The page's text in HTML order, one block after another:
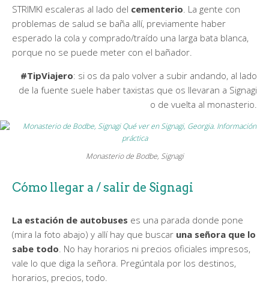
STRIMKI escaleras al lado del cementerio . La gente con
problemas de salud se baña allí, previamente haber
esperado la cola y comprado/traído una larga bata blanca,
porque no se puede meter con el bañador.
#TipViajero: si os da palo volver a subir andando, al lado
de la fuente suele haber taxistas que os llevaran a Signagi
o de vuelta al monasterio.
Monasterio de Bodbe, Signagi
Cómo llegar a / salir de Signagi
La estación de autobuses es una parada donde pone
(mira la foto abajo) y allí hay que buscar una señora que lo
sabe todo . No hay horarios ni precios oficiales impresos,
vale lo que diga la señora. Pregúntala por los destinos,
horarios, precios, todo.